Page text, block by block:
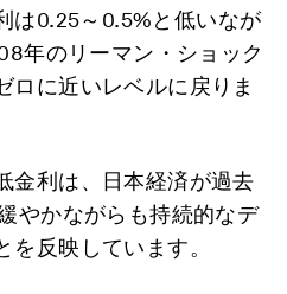
は0.25～0.5%と低いなが
年のリーマン・ショック
ロに近いレベルに戻りま
金利は、日本経済が過去
やかながらも持続的なデ
を反映しています。